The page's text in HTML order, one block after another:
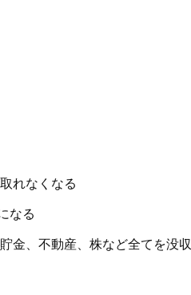
れなくなる
なる
金、不動産、株など全てを没収